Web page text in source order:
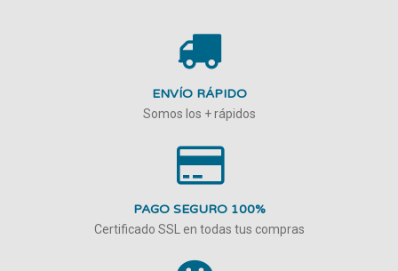
ENVÍO RÁPIDO
Somos los + rápidos
PAGO SEGURO 100%
Certificado SSL en todas tus compras